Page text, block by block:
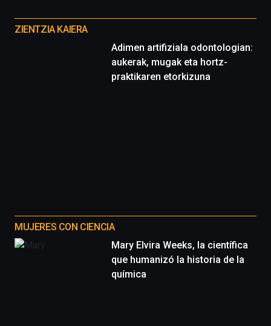
proyectos
ZIENTZIA KAIERA
Adimen artifiziala odontologian:
aukerak, mugak eta hortz-
praktikaren etorkizuna
MUJERES CON CIENCIA
Mary Elvira Weeks, la científica
que humanizó la historia de la
química